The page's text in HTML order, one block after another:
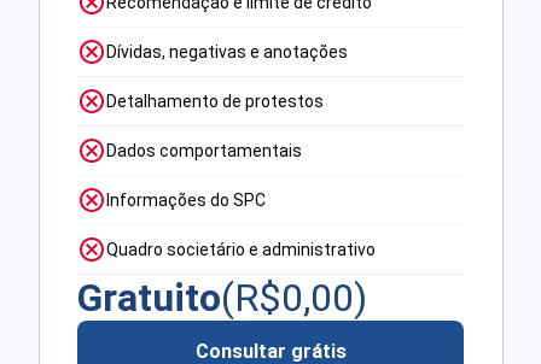
Dívidas, negativas e anotações
Detalhamento de protestos
Dados comportamentais
Informações do SPC
Quadro societário e administrativo
Gratuito(R$0,00)
Consultar grátis